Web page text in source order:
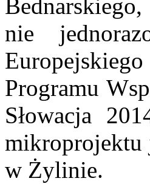
nie
Programu
Słowacja
mikroprojektu
w Żylinie.